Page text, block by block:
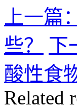
上一
些？
下
酸性食
Related